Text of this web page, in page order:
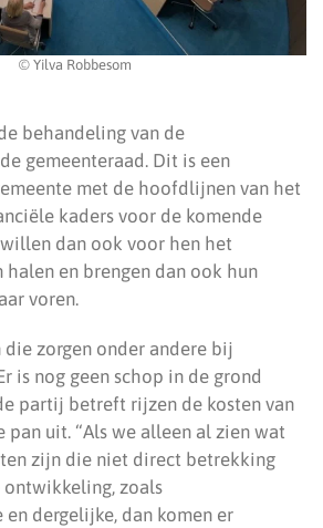
© Yilva Robbesom
behandeling van de
gemeenteraad. Dit is een
met de hoofdlijnen van het
kaders voor de komende
dan ook voor hen het
en brengen dan ook hun
voren.
die zorgen onder andere bij
is nog geen schop in de grond
partij betreft rijzen de kosten van
pan uit. “Als we alleen al zien wat
zijn die niet direct betrekking
zoals
dergelijke, dan komen er